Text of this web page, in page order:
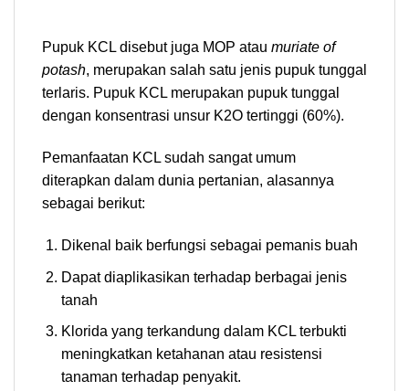
Pupuk KCL disebut juga MOP atau muriate of
potash, merupakan salah satu jenis pupuk tunggal
terlaris. Pupuk KCL merupakan pupuk tunggal
dengan konsentrasi unsur K2O tertinggi (60%).
Pemanfaatan KCL sudah sangat umum
diterapkan dalam dunia pertanian, alasannya
sebagai berikut:
Dikenal baik berfungsi sebagai pemanis buah
Dapat diaplikasikan terhadap berbagai jenis
tanah
Klorida yang terkandung dalam KCL terbukti
meningkatkan ketahanan atau resistensi
tanaman terhadap penyakit.